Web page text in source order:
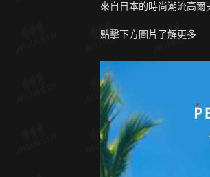
來自日本的時尚潮流高爾
點擊下方圖片了解更多